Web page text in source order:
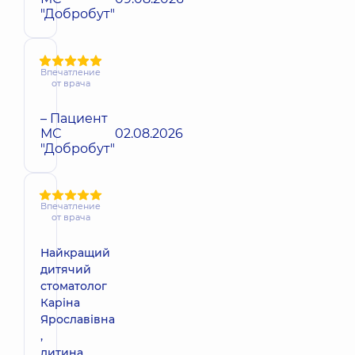
"Добробут"
Впечатление
от врача
– Пациент
МС
"Добробут"
02.08.2026
Впечатление
от врача
Найкращий
дитячий
стоматолог
Каріна
Ярославівна
,